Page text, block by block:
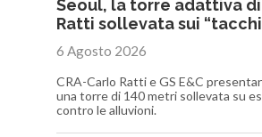
Seoul, la torre adattiva
Ratti sollevata sui
6 Agosto 2026
CRA-Carlo Ratti e GS E&C
una torre di 140 metri sollevata su
contro le alluvioni.